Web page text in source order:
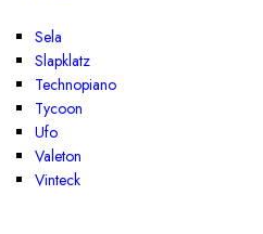
Sela
Slapklatz
Technopiano
Tycoon
Ufo
Valeton
Vinteck